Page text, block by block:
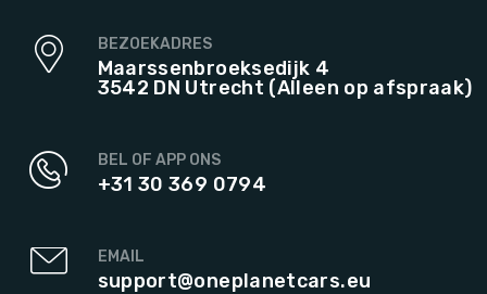
BEZOEKADRES
Maarssenbroeksedijk 4
3542 DN Utrecht (Alleen op afspraak)
BEL OF APP ONS
+31 30 369 0794
EMAIL
support@oneplanetcars.eu